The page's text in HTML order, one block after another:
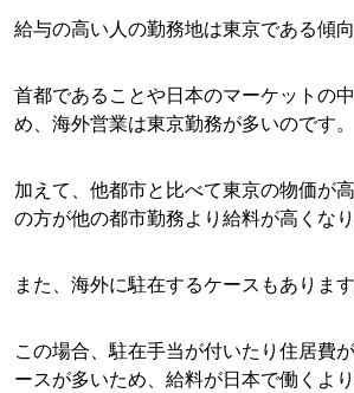
給与の高い人の勤務地は東京である傾
首都であることや日本のマーケットの
め、海外営業は東京勤務が多いのです。
加えて、他都市と比べて東京の物価が
の方が他の都市勤務より給料が高くなり
また、海外に駐在するケースもあります
この場合、駐在手当が付いたり住居費
ースが多いため、給料が日本で働くよ